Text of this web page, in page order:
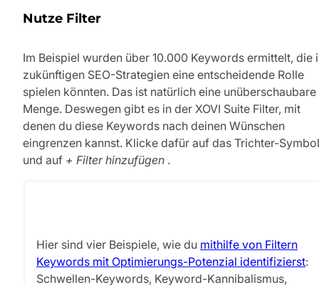
Nutze Filter
Im Beispiel wurden über 10.000 Keywords ermittelt, die
zukünftigen SEO-Strategien eine entscheidende Rolle
spielen könnten. Das ist natürlich eine unüberschaubare
Menge. Deswegen gibt es in der XOVI Suite Filter, mit
denen du diese Keywords nach deinen Wünschen
eingrenzen kannst. Klicke dafür auf das Trichter-Symbol
und auf + Filter hinzufügen .
Hier sind vier Beispiele, wie du mithilfe von Filtern
Keywords mit Optimierungs-Potenzial identifizierst:
Schwellen-Keywords, Keyword-Kannibalismus,